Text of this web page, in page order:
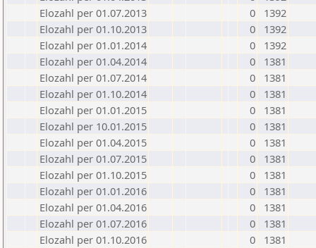
Elozahl per 01.07.2013
0
1392
Elozahl per 01.10.2013
0
1392
Elozahl per 01.01.2014
0
1392
Elozahl per 01.04.2014
0
1381
Elozahl per 01.07.2014
0
1381
Elozahl per 01.10.2014
0
1381
Elozahl per 01.01.2015
0
1381
Elozahl per 10.01.2015
0
1381
Elozahl per 01.04.2015
0
1381
Elozahl per 01.07.2015
0
1381
Elozahl per 01.10.2015
0
1381
Elozahl per 01.01.2016
0
1381
Elozahl per 01.04.2016
0
1381
Elozahl per 01.07.2016
0
1381
Elozahl per 01.10.2016
0
1381